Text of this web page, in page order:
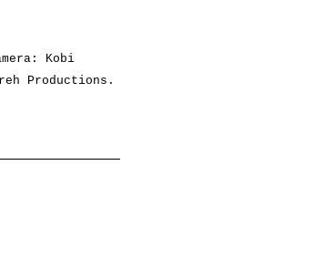
Kobi
Productions.